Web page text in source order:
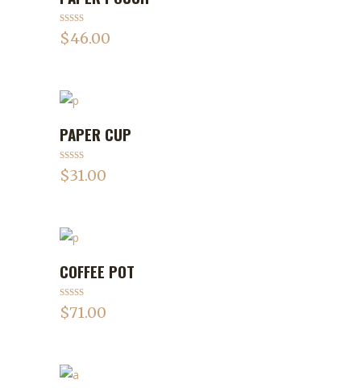
Note
3.50sur
$46.00
PAPER CUP
Note 4.00
sur 5
$31.00
COFFEE POT
Note 4.00
sur 5
$71.00